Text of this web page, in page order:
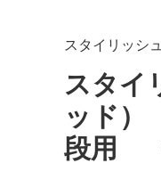
スタイリッシ
スタイ
ッド
段用